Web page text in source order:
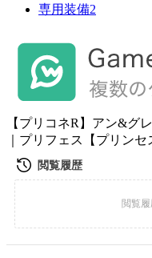
専用装備2
【プリコネR】アン&グ
｜プリフェス【プリンセ